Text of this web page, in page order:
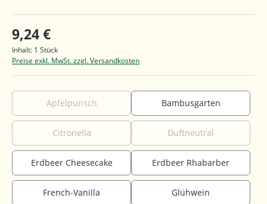
9,24 €
Inhalt: 1 Stück
Preise exkl. MwSt. zzgl. Versandkosten
Apfelpunsch Bambusgarten
Citronella Duftneutral
Erdbeer Cheesecake Erdbeer Rhabarber
French-Vanilla Glühwein